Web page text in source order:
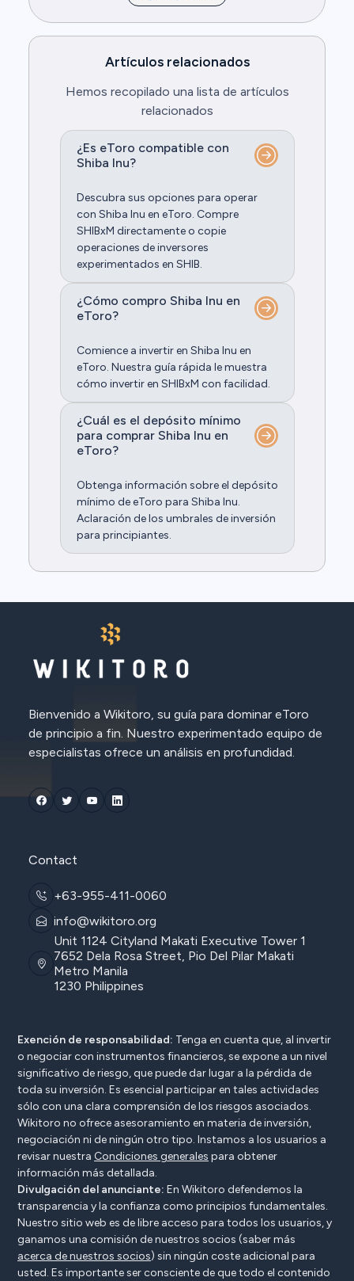
Artículos relacionados
Hemos recopilado una lista de artículos
relacionados
¿Es eToro compatible con
Shiba Inu?
Descubra sus opciones para operar
con Shiba Inu en eToro. Compre
SHIBxM directamente o copie
operaciones de inversores
experimentados en SHIB.
¿Cómo compro Shiba Inu en
eToro?
Comience a invertir en Shiba Inu en
eToro. Nuestra guía rápida le muestra
cómo invertir en SHIBxM con facilidad.
¿Cuál es el depósito mínimo
para comprar Shiba Inu en
eToro?
Obtenga información sobre el depósito
mínimo de eToro para Shiba Inu.
Aclaración de los umbrales de inversión
para principiantes.
Bienvenido a Wikitoro, su guía para dominar eToro
de principio a fin. Nuestro experimentado equipo de
especialistas ofrece un análisis en profundidad.
Contact
+63-955-411-0060
info@wikitoro.org
Unit 1124 Cityland Makati Executive Tower 1
7652 Dela Rosa Street, Pio Del Pilar Makati
Metro Manila
1230 Philippines
Exención de responsabilidad: Tenga en cuenta que, al invertir
o negociar con instrumentos financieros, se expone a un nivel
significativo de riesgo, que puede dar lugar a la pérdida de
toda su inversión. Es esencial participar en tales actividades
sólo con una clara comprensión de los riesgos asociados.
Wikitoro no ofrece asesoramiento en materia de inversión,
negociación ni de ningún otro tipo. Instamos a los usuarios a
revisar nuestra Condiciones generales para obtener
información más detallada.
Divulgación del anunciante: En Wikitoro defendemos la
transparencia y la confianza como principios fundamentales.
Nuestro sitio web es de libre acceso para todos los usuarios, y
ganamos una comisión de nuestros socios (saber más
acerca de nuestros socios) sin ningún coste adicional para
usted. Es importante ser consciente de que todo el contenido